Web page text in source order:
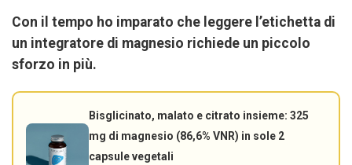
Con il tempo ho imparato che leggere l’etichetta di
un integratore di magnesio richiede un piccolo
sforzo in più.
Bisglicinato, malato e citrato insieme: 325
mg di magnesio (86,6% VNR) in sole 2
capsule vegetali